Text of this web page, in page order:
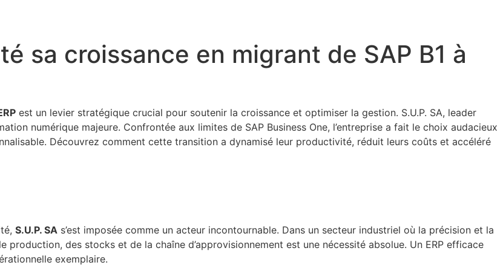
sa croissance en migrant de SAP B1 à
est un levier stratégique crucial pour soutenir la croissance et optimiser la gestion. S.U.P. SA, leader
numérique majeure. Confrontée aux limites de SAP Business One, l’entreprise a fait le choix audacieux
Découvrez comment cette transition a dynamisé leur productivité, réduit leurs coûts et accéléré
S.U.P. SA s’est imposée comme un acteur incontournable. Dans un secteur industriel où la précision et la
des stocks et de la chaîne d’approvisionnement est une nécessité absolue. Un ERP efficace
exemplaire.